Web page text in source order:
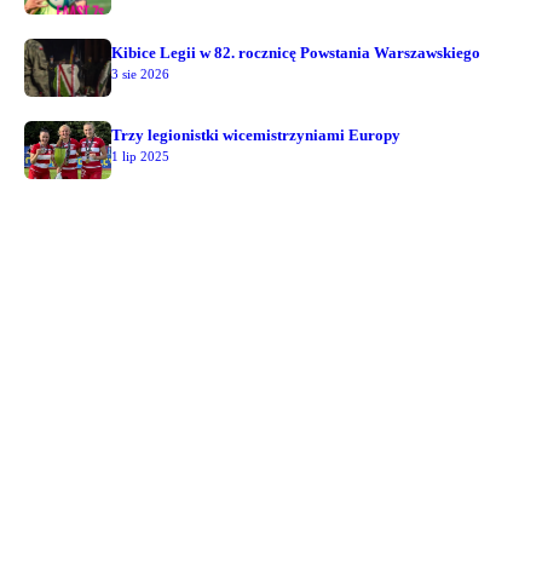
Kibice Legii w 82. rocznicę Powstania Warszawskiego
3 sie 2026
Trzy legionistki wicemistrzyniami Europy
1 lip 2025